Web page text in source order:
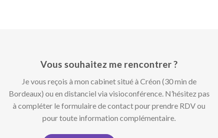
Vous souhaitez me rencontrer ?
Je vous reçois à mon cabinet situé à Créon (30 min de
Bordeaux) ou en distanciel via visioconférence. N’hésitez pas
à compléter le formulaire de contact pour prendre RDV ou
pour toute information complémentaire.